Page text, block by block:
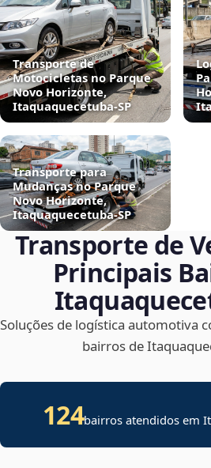
Transporte de
Motocicletas no Parque
Novo Horizonte,
Itaquaquecetuba‑SP
Transporte para
Mudanças no Parque
Novo Horizonte,
Itaquaquecetuba‑SP
Transporte de
Principais
Soluções de logística automotiva
bairros de
124bairros atendidos em